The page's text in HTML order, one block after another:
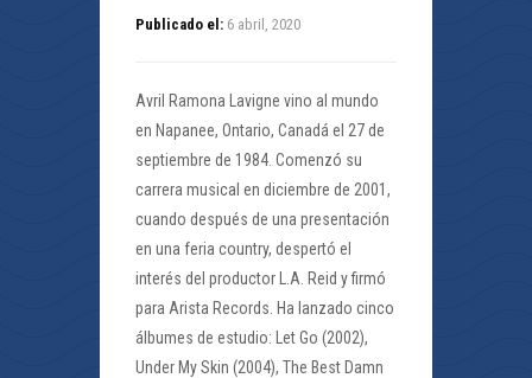
Publicado el: 6 abril, 2020
Avril Ramona Lavigne vino al mundo
en Napanee, Ontario, Canadá el 27 de
septiembre de 1984. Comenzó su
carrera musical en diciembre de 2001,
cuando después de una presentación
en una feria country, despertó el
interés del productor L.A. Reid y firmó
para Arista Records. Ha lanzado cinco
álbumes de estudio: Let Go (2002),
Under My Skin (2004), The Best Damn